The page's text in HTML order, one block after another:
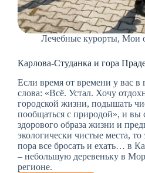
Лечебные курорты, Мои
Карлова-Студанка и гора
Если время от времени у вас в
слова: «Всё. Устал. Хочу
городской жизни, подышать
пообщаться с природой», и вы
здорового образа жизни и
экологически чистые места, то
пора все бросать и ехать… в
– небольшую деревеньку в
регионе.